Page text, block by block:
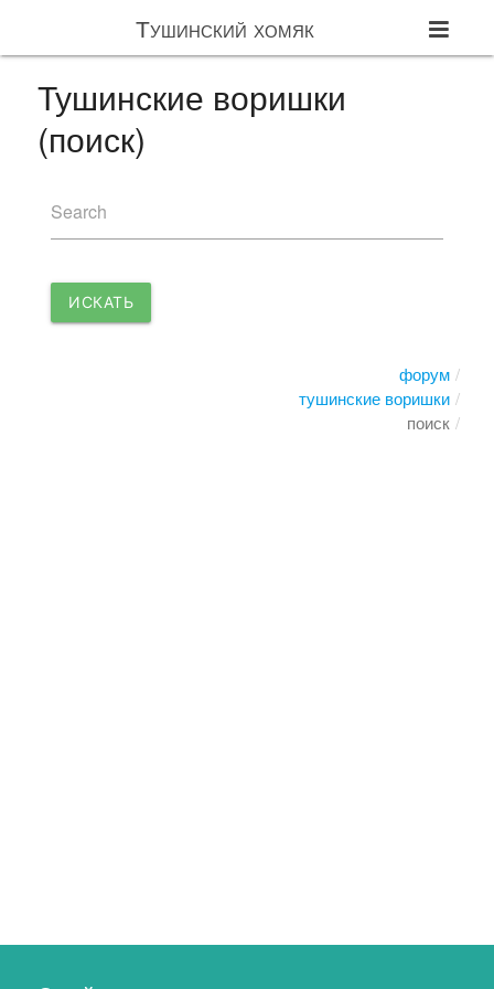
Тушинский хомяк
Тушинские воришки
(поиск)
Search
ИСКАТЬ
форум
тушинские воришки
поиск